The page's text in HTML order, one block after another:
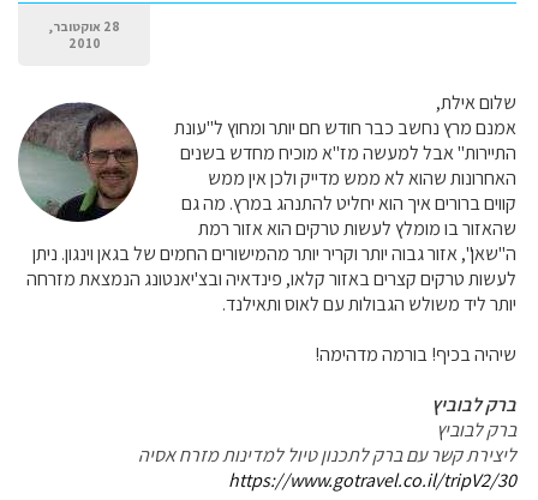
28 אוקטובר,
2010
שלום אילת,
אמנם מרץ נחשב כבר חודש חם יותר ומחוץ ל"עונת
התיירות" אבל למעשה מז"א מוכיח מחדש בשנים
האחרונות שהוא לא ממש מדייק ולכן אין ממש
קווים ברורים איך הוא יחליט להתנהג במרץ. מה גם
שהאזור בו מומלץ לעשות טרקים הוא אזור רמת
ה"שאן", אזור גבוה יותר וקריר יותר מהמישורים החמים של בגאן וינגון. ניתן
לעשות טרקים קצרים באזור קלאו, פינדאיה ובצ'יאנטונג הנמצאת מזרחה
יותר ליד משולש הגבולות עם לאוס ותאילנד.
שיהיה בכיף! בורמה מדהימה!
ברק לבוביץ
ברק לבוביץ
ליצירת קשר עם ברק לתכנון טיול למדינות מזרח אסיה
https://www.gotravel.co.il/tripV2/30